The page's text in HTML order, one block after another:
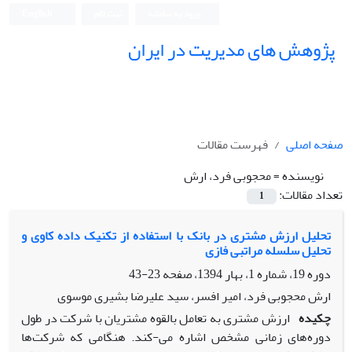
پژوهش های مدیریت در ایران
صفحه اصلی
فهرست مقالات
نویسنده =محجوبی فرد، ارش
تعداد مقالات:
1
تحلیل ارزش مشتری در بانک با استفاده از تکنیک داده کاوی و
تحلیل سلسله مراتبی فازی
دوره 19، شماره 1، بهار 1394، صفحه
23-43
ارش محجوبی فرد، امیر افسر، سید علیرضا بشیری موسوی
چکیده ارزش مشتری به تعامل بالقوه مشتریان با شرکت در طول
دوره‌های زمانی مشخص اشاره می-‌کند. هنگامی که شرکت‌ها